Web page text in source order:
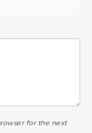
for the next